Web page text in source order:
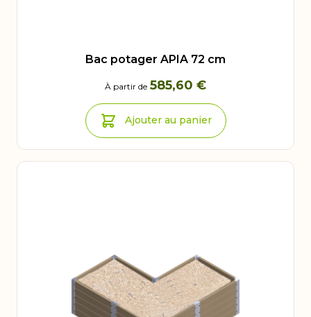
Bac potager APIA 72 cm
À partir de 585,60 €
Ajouter au panier